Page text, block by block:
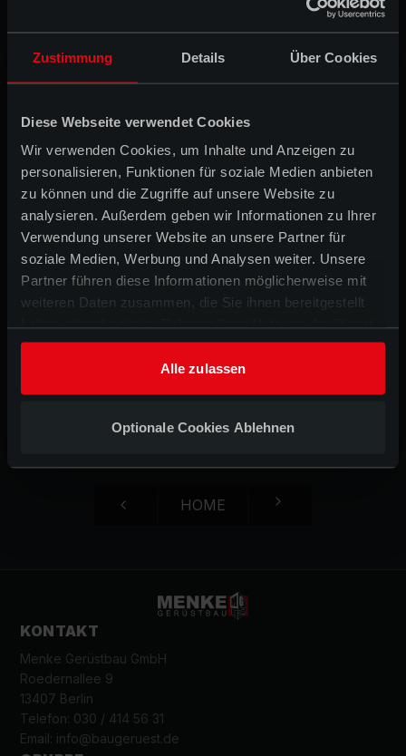
Zustimmung Details Über Cookies
Diese Webseite verwendet Cookies
Wir verwenden Cookies, um Inhalte und Anzeigen zu
personalisieren, Funktionen für soziale Medien anbieten
zu können und die Zugriffe auf unsere Website zu
analysieren. Außerdem geben wir Informationen zu Ihrer
Verwendung unserer Website an unsere Partner für
soziale Medien, Werbung und Analysen weiter. Unsere
Partner führen diese Informationen möglicherweise mit
weiteren Daten zusammen, die Sie ihnen bereitgestellt
haben oder die sie im Rahmen Ihrer Nutzung der Dienste
gesammelt haben.
Alle zulassen
Optionale Cookies Ablehnen
aufgebaute Partnerschaften in allen Wirtschaftsbereichen,
können sich unsere Kunden auf eine professionelle
Abwicklung verlassen.
Alle Tribünen wurden mit stabilen OPTI-Boards unseres
Partners MJ Gerüst versehen. Der zeitlich aufwendigen
Restauration des historischen Bauwerks steht so nichts im
Weg.
Wir lieben solche Herausforderungen!
AUFTRAGGEBER
SENATSVERWALTUNG FÜR
INNERES UND SPORT
MAI 2021 - HEUTE
HOME
KONTAKT
Menke Gerüstbau GmbH
Roedernallee 9
13407 Berlin
Telefon: 030 / 414 56 31
Email: info@baugeruest.de